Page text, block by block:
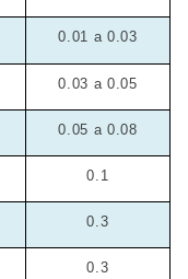
0.01 a 0.03
0.03 a 0.05
0.05 a 0.08
0.1
0.3
0.3